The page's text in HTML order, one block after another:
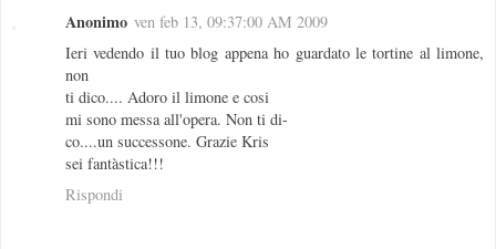
Anonimo ven feb 13, 09:37:00 AM 2009
Ieri vedendo il tuo blog appena ho guardato le tortine al limone,
non
ti dico.... Adoro il limone e cosi
mi sono messa all'opera. Non ti di-
co....un successone. Grazie Kris
sei fantàstica!!!
Rispondi